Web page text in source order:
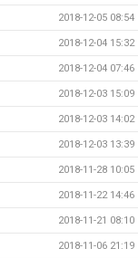
2018-12-05 08:54
2018-12-04 15:32
2018-12-04 07:46
2018-12-03 15:09
2018-12-03 14:02
2018-12-03 13:39
2018-11-28 10:05
2018-11-22 14:46
2018-11-21 08:10
2018-11-06 21:19